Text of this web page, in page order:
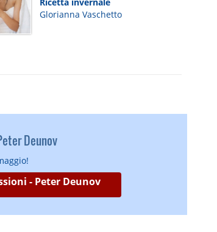
Glorianna Vaschetto
Deunov
- Peter Deunov